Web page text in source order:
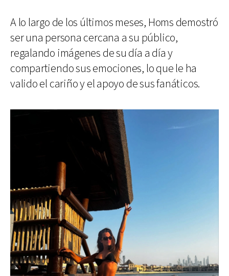
A lo largo de los últimos meses, Homs demostró
ser una persona cercana a su público,
regalando imágenes de su día a día y
compartiendo sus emociones, lo que le ha
valido el cariño y el apoyo de sus fanáticos.